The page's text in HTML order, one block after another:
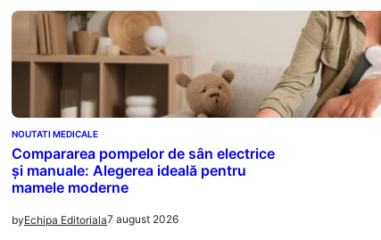
NOUTATI MEDICALE
Compararea pompelor de sân electrice
și manuale: Alegerea ideală pentru
mamele moderne
byEchipa Editoriala7 august 2026